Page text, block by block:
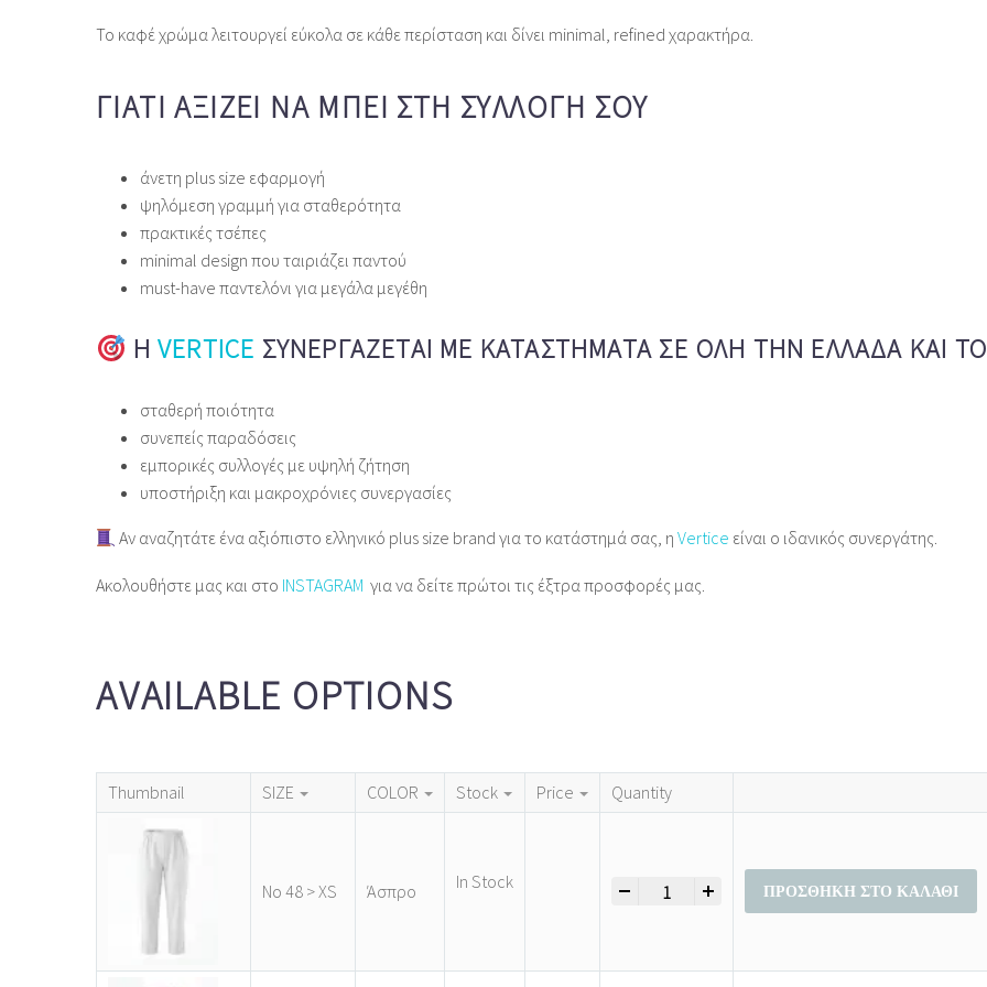
Το καφέ χρώμα λειτουργεί εύκολα σε κάθε περίσταση και δίνει minimal, refined χαρακτήρα.
ΓΙΑΤΊ ΑΞΊΖΕΙ ΝΑ ΜΠΕΙ ΣΤΗ ΣΥΛΛΟΓΉ ΣΟΥ
άνετη plus size εφαρμογή
ψηλόμεση γραμμή για σταθερότητα
πρακτικές τσέπες
minimal design που ταιριάζει παντού
must‑have παντελόνι για μεγάλα μεγέθη
Η VERTICE ΣΥΝΕΡΓΆΖΕΤΑΙ ΜΕ ΚΑΤΑΣΤΉΜΑΤΑ ΣΕ ΌΛΗ ΤΗΝ ΕΛΛΆΔΑ ΚΑΙ
σταθερή ποιότητα
συνεπείς παραδόσεις
εμπορικές συλλογές με υψηλή ζήτηση
υποστήριξη και μακροχρόνιες συνεργασίες
Αν αναζητάτε ένα αξιόπιστο ελληνικό plus size brand για το κατάστημά σας, ηVertice είναι ο ιδανικός συνεργάτης.
Ακολουθήστε μας και στο INSTAGRAM για να δείτε πρώτοι τις έξτρα προσφορές μας.
AVAILABLE OPTIONS
Thumbnail SIZE COLOR Stock Price Quantity
Νο 48 > XS Άσπρο In Stock Μεγάλα Μεγέθη Παντελόνια Γυναικεία
ΠΡΟΣΘΉΚΗ ΣΤΟ ΚΑΛΆΘΙ